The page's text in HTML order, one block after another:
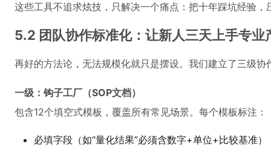
这些工具不追求炫技，只解决一个痛点：把十年踩坑经验
5.2 团队协作标准化：让新人三天上手专业
再好的方法论，无法规模化就只是摆设。我们建立了三级协
一级：钩子工厂（SOP文档）
包含12个填空式模板，覆盖所有常见场景。每个模板标注：
必填字段（如“量化结果”必须含数字+单位+比较基准）